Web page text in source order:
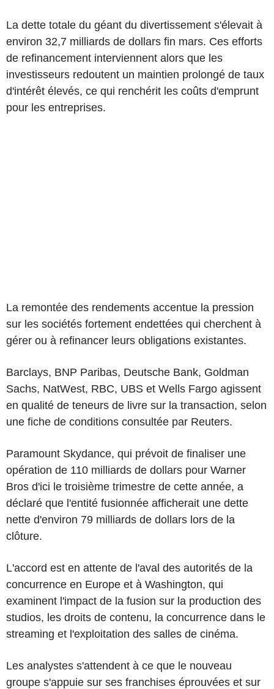
La dette totale du géant du divertissement s'élevait à
environ 32,7 milliards de dollars fin mars. Ces efforts
de refinancement interviennent alors que les
investisseurs redoutent un maintien prolongé de taux
d'intérêt élevés, ce qui renchérit les coûts d'emprunt
pour les entreprises.
La remontée des rendements accentue la pression
sur les sociétés fortement endettées qui cherchent à
gérer ou à refinancer leurs obligations existantes.
Barclays, BNP Paribas, Deutsche Bank, Goldman
Sachs, NatWest, RBC, UBS et Wells Fargo agissent
en qualité de teneurs de livre sur la transaction, selon
une fiche de conditions consultée par Reuters.
Paramount Skydance, qui prévoit de finaliser une
opération de 110 milliards de dollars pour Warner
Bros d'ici le troisième trimestre de cette année, a
déclaré que l'entité fusionnée afficherait une dette
nette d'environ 79 milliards de dollars lors de la
clôture.
L'accord est en attente de l'aval des autorités de la
concurrence en Europe et à Washington, qui
examinent l'impact de la fusion sur la production des
studios, les droits de contenu, la concurrence dans le
streaming et l'exploitation des salles de cinéma.
Les analystes s'attendent à ce que le nouveau
groupe s'appuie sur ses franchises éprouvées et sur